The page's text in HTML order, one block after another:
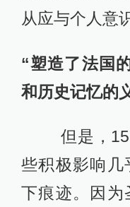
从应与个人意
“塑造了法国
和历史记忆的
但是，
些积极影响几
下痕迹。因为